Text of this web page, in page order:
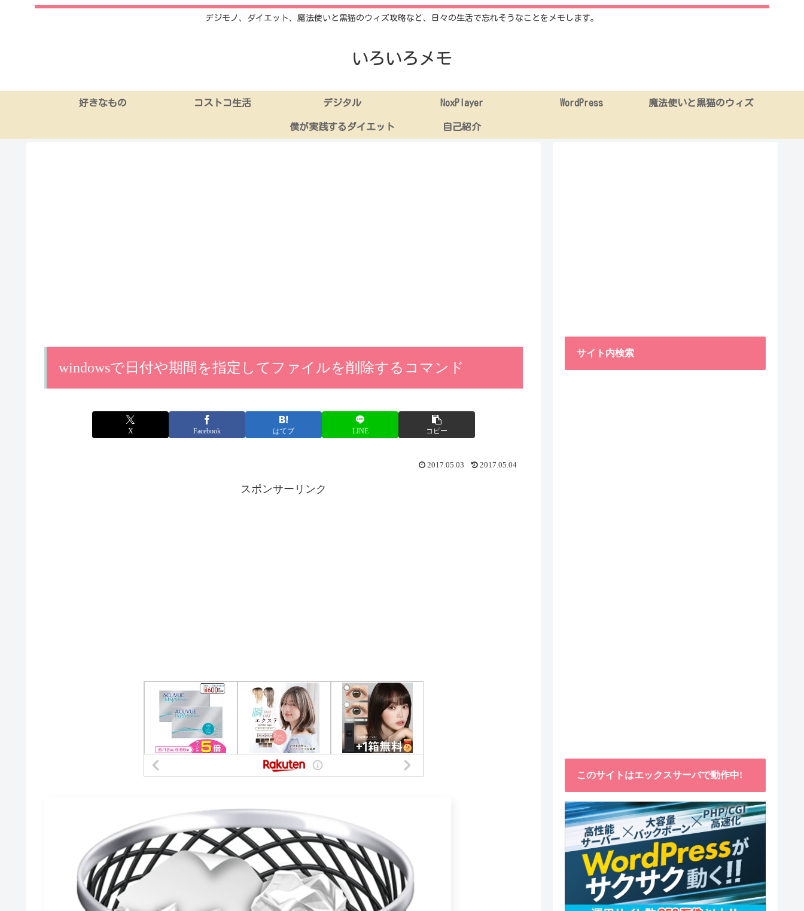
デジモノ、ダイエット、魔法使いと黒猫のウィズ攻略など、日々の生活で忘れそうなことをメモします。
いろいろメモ
好きなもの コストコ生活 デジタル NoxPlayer WordPress 魔法使いと黒猫のウィズ
僕が実践するダイエット 自己紹介
windowsで日付や期間を指定してファイルを削除するコマンド
X Facebook はてブ LINE コピー
2017.05.03 2017.05.04
スポンサーリンク
サイト内検索
このサイトはエックスサーバで動作中!